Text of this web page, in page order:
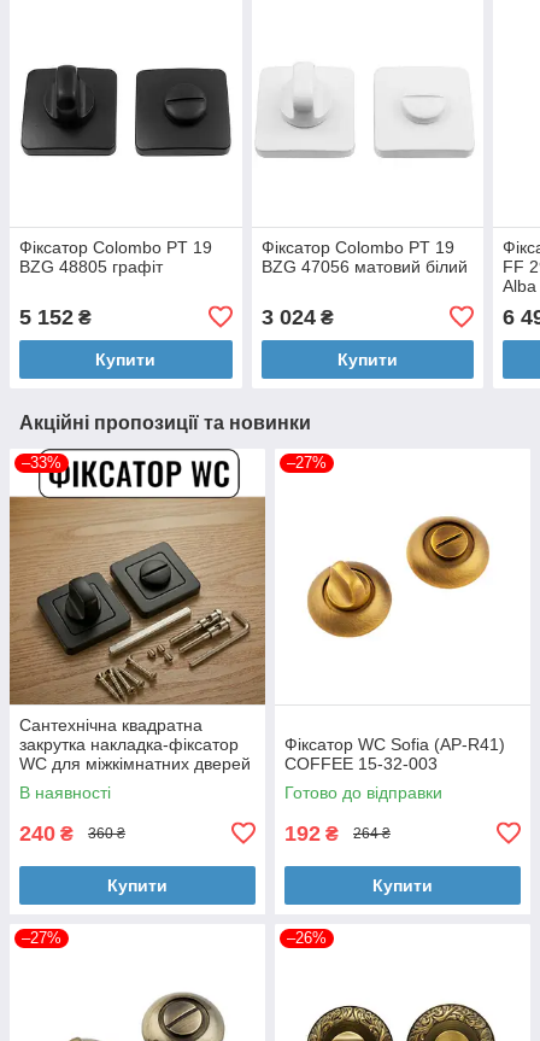
Фіксатор Colombo PT 19
BZG 48805 графіт
5 152 ₴
Купити
Фіксатор Colombo PT 19
BZG 47056 матовий білий
3 024₴
Купити
FF
Alba
6
Акційні пропозиції та новинки
–33%
Сантехнічна квадратна
закрутка накладка-фіксатор
WC для міжкімнатних дверей
TRION WC AL-74
В наявності
240 ₴ 360 ₴
Купити
–27%
Фіксатор WC Sofia (AP-R41)
COFFEE 15-32-003
Готово до відправки
192 ₴ 264 ₴
Купити
–27% –26%